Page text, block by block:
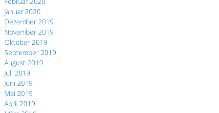
Januar 2020
Dezember 2019
November 2019
Oktober 2019
September 2019
August 2019
Juli 2019
Juni 2019
Mai 2019
April 2019